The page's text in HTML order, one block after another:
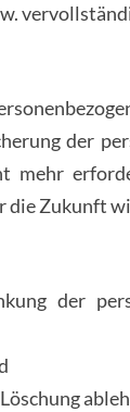
der
mehr
Zukunft
der